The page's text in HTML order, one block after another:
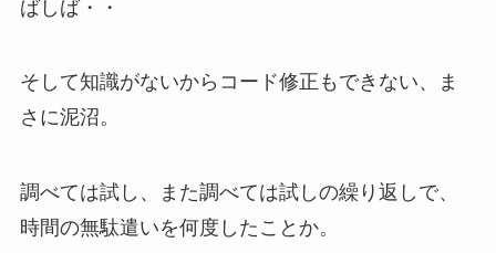
ばしば・・
そして知識がないからコード修正もできない、ま
さに泥沼。
調べては試し、また調べては試しの繰り返しで、
時間の無駄遣いを何度したことか。